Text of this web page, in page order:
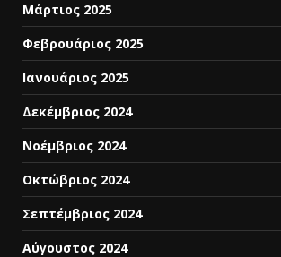
Μάρτιος 2025
Φεβρουάριος 2025
Ιανουάριος 2025
Δεκέμβριος 2024
Νοέμβριος 2024
Οκτώβριος 2024
Σεπτέμβριος 2024
Αύγουστος 2024